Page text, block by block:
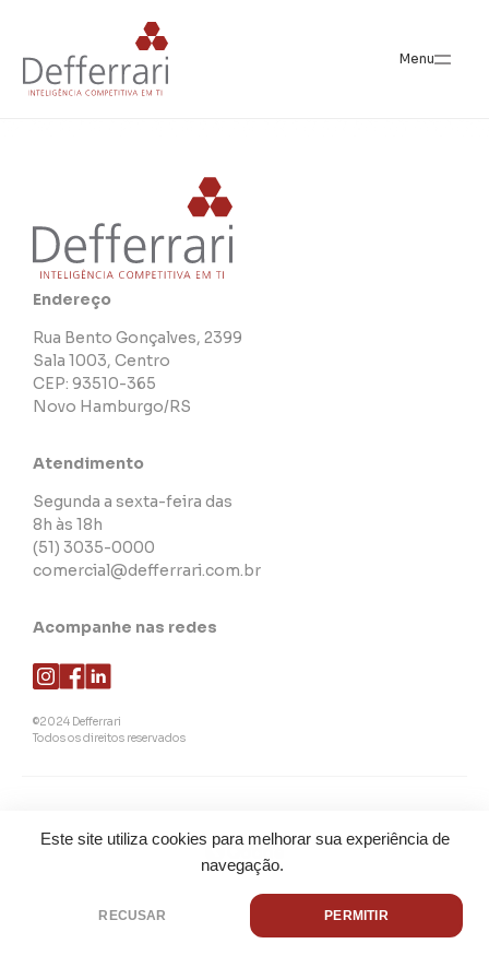
Este site utiliza cookies para melhorar sua experiência de
navegação.
RECUSAR PERMITIR
Menu
Citoclin
Endereço
Rua Bento Gonçalves, 2399
Sala 1003, Centro
CEP: 93510-365
Novo Hamburgo/RS
Atendimento
Segunda a sexta-feira das
8h às 18h
(51) 3035-0000
comercial@defferrari.com.br
Acompanhe nas redes
©2024 Defferrari
Todos os direitos reservados